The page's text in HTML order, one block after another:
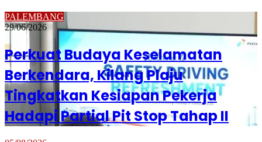
PALEMBANG
29/06/2026
Perkuat Budaya Keselamatan
Berkendara, Kilang Plaju
Tingkatkan Kesiapan Pekerja
Hadapi Partial Pit Stop Tahap II